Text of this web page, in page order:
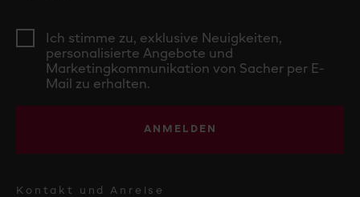
Ich stimme zu, exklusive Neuigkeiten,
personalisierte Angebote und
Marketingkommunikation von Sacher per E-
Mail zu erhalten.
ANMELDEN
Kontakt und Anreise